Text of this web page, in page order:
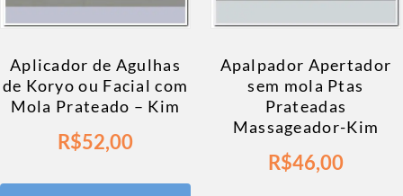
Aplicador de Agulhas
de Koryo ou Facial com
Mola Prateado – Kim
R$52,00
Apalpador Apertador
sem mola Ptas
Prateadas
Massageador-Kim
R$46,00